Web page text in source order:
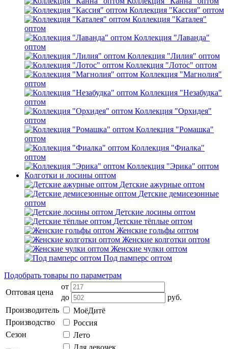
Коллекция "Кассия" оптом
Коллекция "Каталея"
оптом
Коллекция "Лаванда"
оптом
Коллекция "Лилия" оптом
Коллекция "Лотос" оптом
Коллекция "Магнолия"
оптом
Коллекция "Незабудка"
оптом
Коллекция "Орхидея"
оптом
Коллекция "Ромашка"
оптом
Коллекция "Фиалка"
оптом
Коллекция "Эрика" оптом
Колготки и лосины оптом
Детские ажурные оптом
Детские демисезонные
оптом
Детские лосины оптом
Детские тёплые оптом
Женские гольфы оптом
Женские колготки оптом
Женские чулки оптом
Под памперс оптом
Подобрать товары по параметрам
Оптовая цена
от
до
руб.
Производитель
МоёДитё
Производство
Россия
Сезон
Лето
Для девочек